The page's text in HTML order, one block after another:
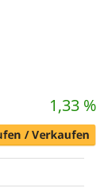
1,33 %